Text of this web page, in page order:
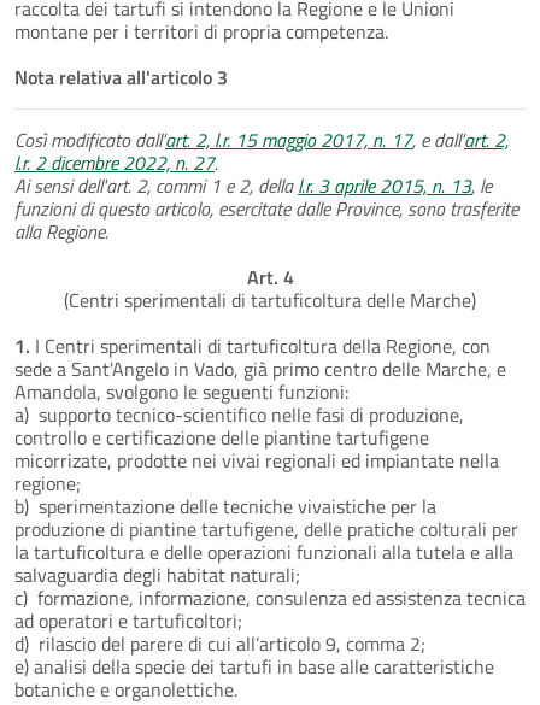
raccolta dei tartufi si intendono la Regione e le Unioni
montane per i territori di propria competenza.
Nota relativa all'articolo 3
Così modificato dall'art. 2, l.r. 15 maggio 2017, n. 17, e dall'art. 2,
l.r. 2 dicembre 2022, n. 27.
Ai sensi dell'art. 2, commi 1 e 2, dellal.r. 3 aprile 2015, n. 13, le
funzioni di questo articolo, esercitate dalle Province, sono trasferite
alla Regione.
Art. 4
(Centri sperimentali di tartuficoltura delle Marche)
1. I Centri sperimentali di tartuficoltura della Regione, con
sede a Sant'Angelo in Vado, già primo centro delle Marche, e
Amandola, svolgono le seguenti funzioni:
a) supporto tecnico-scientifico nelle fasi di produzione,
controllo e certificazione delle piantine tartufigene
micorrizate, prodotte nei vivai regionali ed impiantate nella
regione;
b) sperimentazione delle tecniche vivaistiche per la
produzione di piantine tartufigene, delle pratiche colturali per
la tartuficoltura e delle operazioni funzionali alla tutela e alla
salvaguardia degli habitat naturali;
c) formazione, informazione, consulenza ed assistenza tecnica
ad operatori e tartuficoltori;
d) rilascio del parere di cui all’articolo 9, comma 2;
e) analisi della specie dei tartufi in base alle caratteristiche
botaniche e organolettiche.